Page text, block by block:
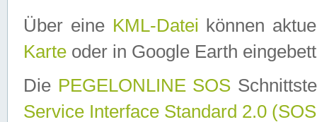
Über eine KML-Datei können
Karte oder in Google Earth
Die PEGELONLINE SOS
Service Interface Standard 2.0